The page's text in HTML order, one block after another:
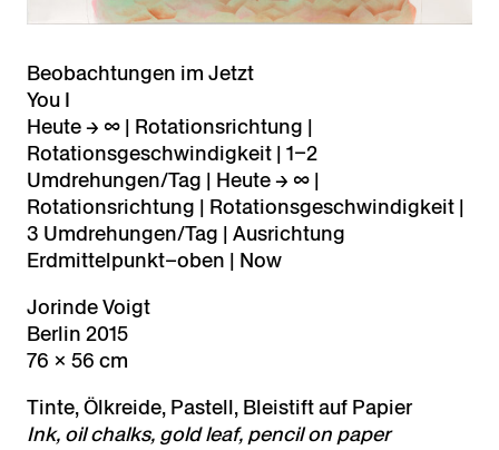
Beobachtungen im Jetzt
You I
Heute → ∞ | Rotationsrichtung |
Rotationsgeschwindigkeit | 1–2
Umdrehungen/Tag | Heute → ∞ |
Rotationsrichtung | Rotationsgeschwindigkeit |
3 Umdrehungen/Tag | Ausrichtung
Erdmittelpunkt–oben | Now
Jorinde Voigt
Berlin 2015
76 × 56 cm
Tinte, Ölkreide, Pastell, Bleistift auf Papier
Ink, oil chalks, gold leaf, pencil on paper